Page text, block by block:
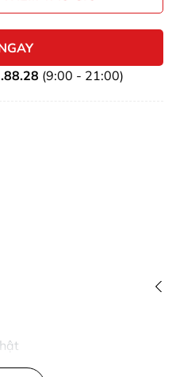
(9:00 - 21:00)